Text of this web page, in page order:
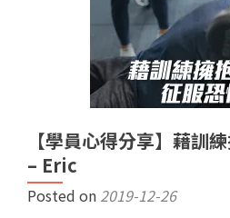
【學員心得分享】藉訓
– Eric
Posted on 2019-12-26